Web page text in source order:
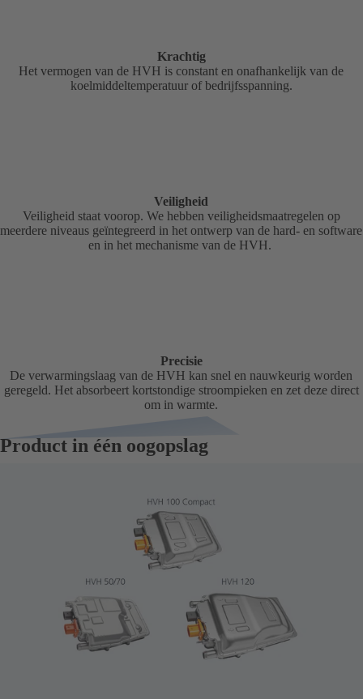
Krachtig
Het vermogen van de HVH is constant en onafhankelijk van de
koelmiddeltemperatuur of bedrijfsspanning.
Veiligheid
Veiligheid staat voorop. We hebben veiligheidsmaatregelen op
meerdere niveaus geïntegreerd in het ontwerp van de hard- en software
en in het mechanisme van de HVH.
Precisie
De verwarmingslaag van de HVH kan snel en nauwkeurig worden
geregeld. Het absorbeert kortstondige stroompieken en zet deze direct
om in warmte.
Product in één oogopslag